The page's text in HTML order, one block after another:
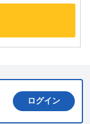
ログイン